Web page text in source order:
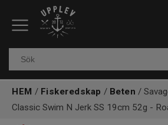
Fiskeredskap
Kläder & skor
HEM / Fiskeredskap / Beten /
Classic Swim N Jerk SS 19cm 52g -